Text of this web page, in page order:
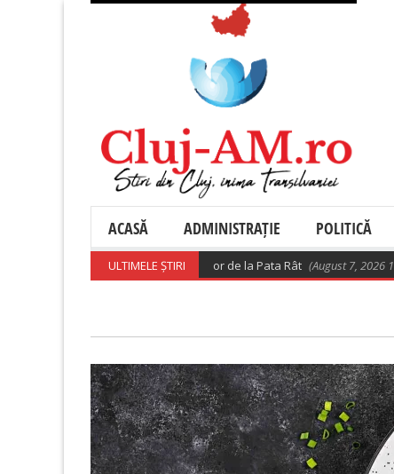
ACASĂ ADMINISTRAȚIE POLITICĂ
ULTIMELE ȘTIRI
privind relocarea rromilor de la Pata Rât (August 7, 2026 10:28 am)